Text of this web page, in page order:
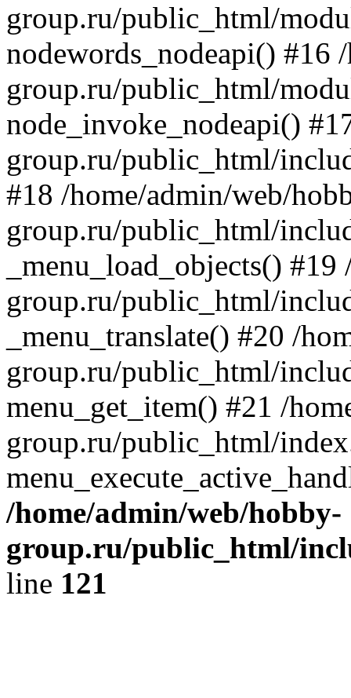
group.ru/public_html/
nodewords_nodeapi() #16
group.ru/public_html/
node_invoke_nodeapi()
group.ru/public_html/
#18 /home/admin/web/
group.ru/public_html/
_menu_load_objects()
group.ru/public_html/
_menu_translate() #20 /
group.ru/public_html/
menu_get_item() #21 /
group.ru/public_html/
/home/admin/web/hobby-
group.ru/public_html/
line 121